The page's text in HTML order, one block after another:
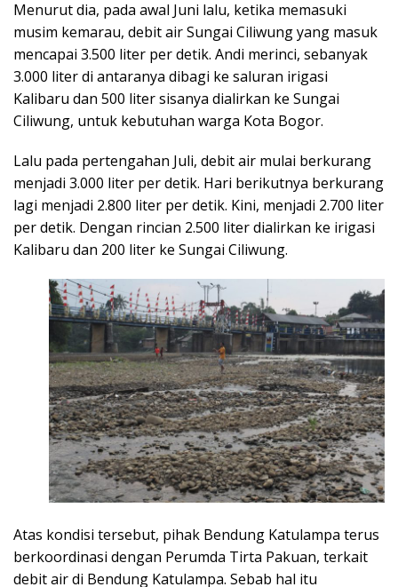
Menurut dia, pada awal Juni lalu, ketika memasuki
musim kemarau, debit air Sungai Ciliwung yang masuk
mencapai 3.500 liter per detik. Andi merinci, sebanyak
3.000 liter di antaranya dibagi ke saluran irigasi
Kalibaru dan 500 liter sisanya dialirkan ke Sungai
Ciliwung, untuk kebutuhan warga Kota Bogor.
Lalu pada pertengahan Juli, debit air mulai berkurang
menjadi 3.000 liter per detik. Hari berikutnya berkurang
lagi menjadi 2.800 liter per detik. Kini, menjadi 2.700 liter
per detik. Dengan rincian 2.500 liter dialirkan ke irigasi
Kalibaru dan 200 liter ke Sungai Ciliwung.
Atas kondisi tersebut, pihak Bendung Katulampa terus
berkoordinasi dengan Perumda Tirta Pakuan, terkait
debit air di Bendung Katulampa. Sebab hal itu